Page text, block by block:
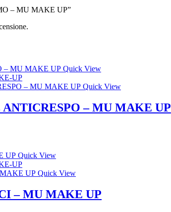
– MU MAKE UP”
Quick View
UP
Quick View
– MU MAKE UP
Quick View
UP
Quick View
– MU MAKE UP